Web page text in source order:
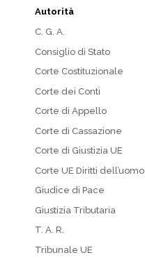
Autorità
C. G. A.
Consiglio di Stato
Corte Costituzionale
Corte dei Conti
Corte di Appello
Corte di Cassazione
Corte di Giustizia UE
Corte UE Diritti dell’uomo
Giudice di Pace
Giustizia Tributaria
T. A. R.
Tribunale UE